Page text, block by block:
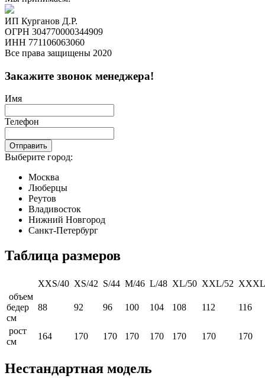
ИП Курганов Д.Р.
ОГРН 304770000344909
ИНН 771106063060
Все права защищены 2020
Закажите звонок менеджера!
Имя
Телефон
Отправить
Выберите город:
Москва
Люберцы
Реутов
Владивосток
Нижний Новгород
Санкт-Петербург
Таблица размеров
XXS/40 XS/42 S/44 M/46 L/48 XL/50 XXL/52
объем
бедер
см
88 92 96 100 104 108 112 116
рост
см
164 170 170 170 170 170 170 170
Нестандартная модель